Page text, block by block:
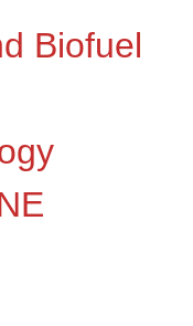
Biofuel